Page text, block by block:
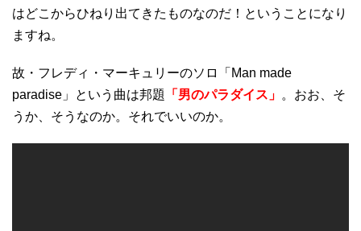
はどこからひねり出てきたものなのだ！ということになり
ますね。
故・フレディ・マーキュリーのソロ「Man made
paradise」という曲は邦題
「男のパラダイス」 。おお、そ
うか、そうなのか。それでいいのか。